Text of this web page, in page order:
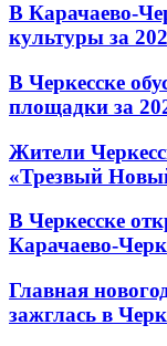
В Карачаево-
культуры за
В Черкесске
площадки за
Жители
«Трезвый
В Черкесске
Карачаево-
Главная
зажглась в